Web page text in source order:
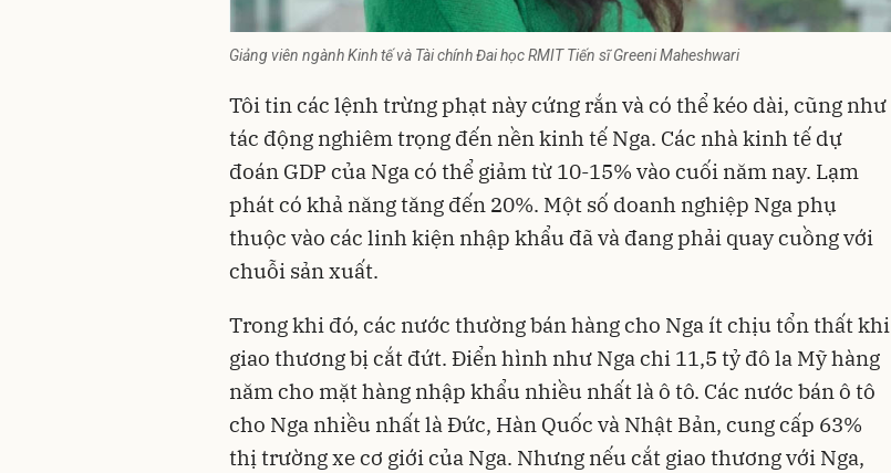
Giảng viên ngành Kinh tế và Tài chính Đai học RMIT Tiến sĩ Greeni Maheshwari
Tôi tin các lệnh trừng phạt này cứng rắn và có thể kéo dài, cũng như
tác động nghiêm trọng đến nền kinh tế Nga. Các nhà kinh tế dự
đoán GDP của Nga có thể giảm từ 10-15% vào cuối năm nay. Lạm
phát có khả năng tăng đến 20%. Một số doanh nghiệp Nga phụ
thuộc vào các linh kiện nhập khẩu đã và đang phải quay cuồng với
chuỗi sản xuất.
Trong khi đó, các nước thường bán hàng cho Nga ít chịu tổn thất khi
giao thương bị cắt đứt. Điển hình như Nga chi 11,5 tỷ đô la Mỹ hàng
năm cho mặt hàng nhập khẩu nhiều nhất là ô tô. Các nước bán ô tô
cho Nga nhiều nhất là Đức, Hàn Quốc và Nhật Bản, cung cấp 63%
thị trường xe cơ giới của Nga. Nhưng nếu cắt giao thương với Nga,